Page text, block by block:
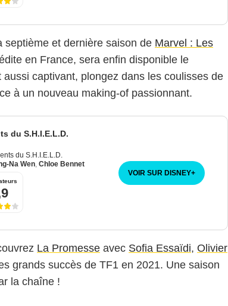
septième et dernière saison de Marvel : Les
en France, sera enfin disponible le
captivant, plongez dans les coulisses de
à un nouveau making-of passionnant.
du S.H.I.E.L.D.
du S.H.I.E.L.D.
Na Wen, Chloe Bennet
VOIR SUR DISNEY+
La Promesse avec Sofia Essaïdi, Olivier
grands succès de TF1 en 2021. Une saison
la chaîne !